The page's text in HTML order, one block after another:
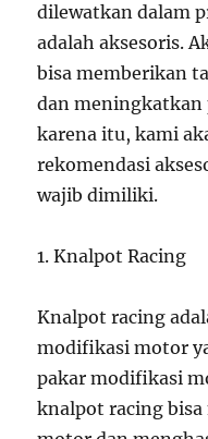
dilewatkan dalam
adalah aksesoris.
bisa memberikan
dan meningkatkan
karena itu, kami
rekomendasi
wajib dimiliki.
1. Knalpot Racing
Knalpot racing
modifikasi motor
pakar modifikasi
knalpot racing